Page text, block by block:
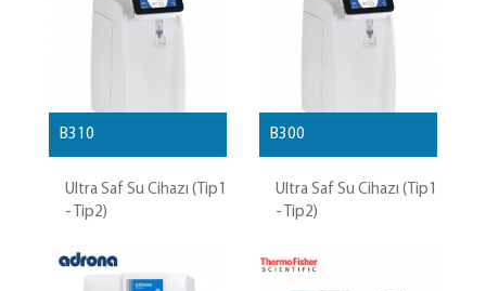
B310
Ultra Saf Su Cihazı (Tip1
- Tip2)
B300
Ultra Saf Su Cihazı (Tip1
- Tip2)